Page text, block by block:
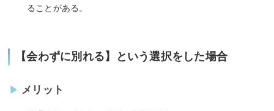
ることがある。
【会わずに別れる】という選択をした場合
メリット